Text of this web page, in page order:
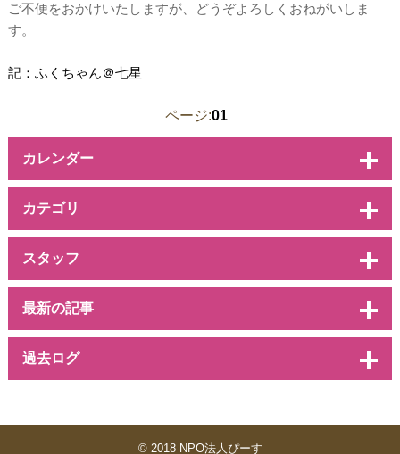
ご不便をおかけいたしますが、どうぞよろしくおねがいしま
す。
記：ふくちゃん＠七星
ページ:01
カレンダー
カテゴリ
スタッフ
最新の記事
過去ログ
© 2018 NPO法人ぴーす